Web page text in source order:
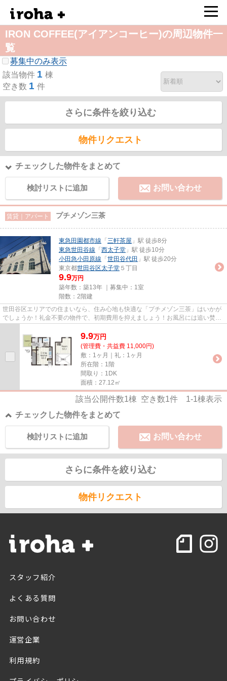
IRON COFFEE(アイアンコーヒー)の周辺物件一
覧
募集中のみ表示
該当物件 1 棟
空き数 1 件
さらに条件を絞り込む
物件リクエスト
チェックした物件をまとめて
検討リストに追加 お問い合わせ
賃貸｜アパート プチメゾン三茶
東急田園都市線 「 三軒茶屋 」駅 徒歩8分
東急世田谷線 「 西太子堂 」駅 徒歩10分
小田急小田原線 「 世田谷代田 」駅 徒歩20分
東京都世田谷区太子堂 ５丁目
9.9万円
築年数：築13年 ｜募集中： 1室
階数：2階建
世田谷区エリアでの住まいなら、住み心地も快適な「プチメゾン三茶」はいかが
でしょうか！礼金不要の物件で、初期費用を抑えましょう！お風呂には追い焚き
9.9万円
(管理費・共益費 11,000円)
敷：1ヶ月｜礼：1ヶ月
所在階：1階
間取り：1DK
面積：27.12㎡
該当公開件数1棟 空き数1件 1-1棟表示
チェックした物件をまとめて
お問い合わせ
検討リストに追加
さらに条件を絞り込む
物件リクエスト
スタッフ紹介
よくある質問
お問い合わせ
運営企業
利用規約